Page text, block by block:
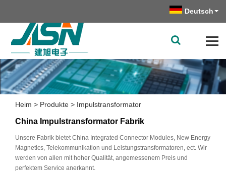
Deutsch
Heim > Produkte > Impulstransformator
China Impulstransformator Fabrik
Unsere Fabrik bietet China Integrated Connector Modules, New Energy
Magnetics, Telekommunikation und Leistungstransformatoren, ect. Wir
werden von allen mit hoher Qualität, angemessenem Preis und
perfektem Service anerkannt.